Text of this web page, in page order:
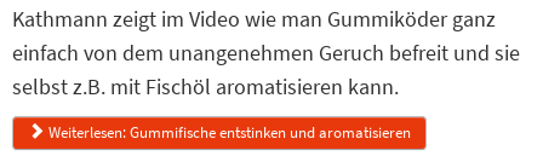
Kathmann zeigt im Video wie man Gummiköder ganz
einfach von dem unangenehmen Geruch befreit und sie
selbst z.B. mit Fischöl aromatisieren kann.
Weiterlesen: Gummifische entstinken und aromatisieren